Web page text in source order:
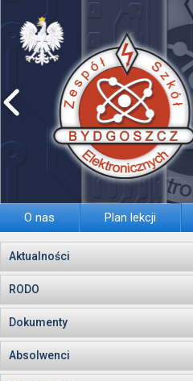
O nas Plan lekcji
Aktualności
RODO
Dokumenty
Absolwenci